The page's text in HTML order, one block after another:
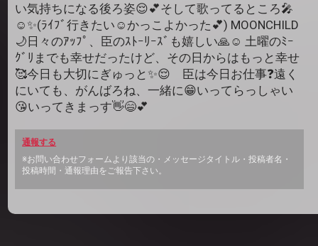
い気持ちになる後ろ姿😌💕そして歌ってるところ🎤
☺️✨(ﾗｲﾌﾞ行きたい☺️かっこよかった💕) MOONCHILD
🌙日々のｱｯﾌﾟ、臣のｽﾄｰﾘｰｽﾞも嬉しい🙏☺️ 土曜のﾐｰ
ｸﾞﾘまでも幸せだったけど、その日からはもっと幸せ
🥰今日も大切にぎゅっと✨😌 臣は今日お仕事❓遠く
にいても、がんばろね、一緒に😁いってらっしゃい
😘いってきまっす👋😄💕
通報する
※お問い合わせフォームより該当の・メッセージタイトル・投稿者名・
投稿時間・通報理由をご報告下さい。